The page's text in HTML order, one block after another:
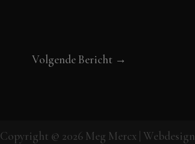
Volgende Bericht →
Copyright © 2026 Meg Mercx | Webdesign